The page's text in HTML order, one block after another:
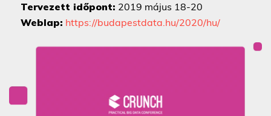
Tervezett időpont: 2019 május 18-20
Weblap: https://budapestdata.hu/2020/hu/